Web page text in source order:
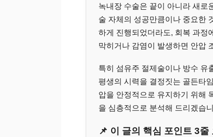
녹내장 수술은 끝이 아니라 새로
술 자체의 성공만큼이나 중요한
하게 진행되었더라도, 회복 과정
막히거나 감염이 발생하면 안압
특히 섬유주 절제술이나 방수 유
평생의 시력을 결정짓는 골든타
압을 안정적으로 유지하기 위해
을 심층적으로 분석해 드리겠습
📌 이 글의 핵심 포인트 3줄